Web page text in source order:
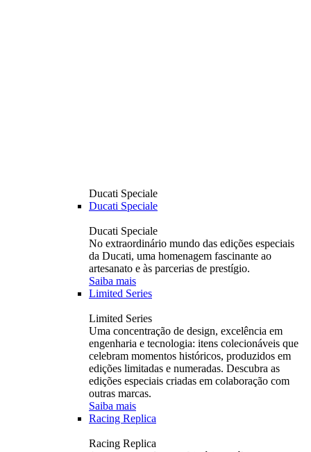
Ducati Speciale
Ducati Speciale
Ducati Speciale
No extraordinário mundo das edições especiais
da Ducati, uma homenagem fascinante ao
artesanato e às parcerias de prestígio.
Saiba mais
Limited Series
Limited Series
Uma concentração de design, excelência em
engenharia e tecnologia: itens colecionáveis ​​que
celebram momentos históricos, produzidos em
edições limitadas e numeradas. Descubra as
edições especiais criadas em colaboração com
outras marcas.
Saiba mais
Racing Replica
Racing Replica